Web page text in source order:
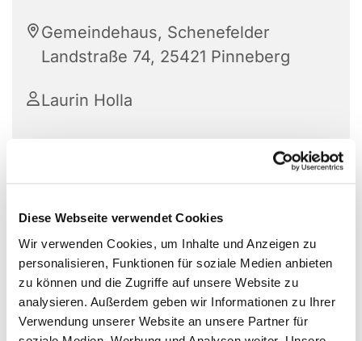
Diese Webseite verwendet Cookies
Wir verwenden Cookies, um Inhalte und Anzeigen zu
personalisieren, Funktionen für soziale Medien anbieten
zu können und die Zugriffe auf unsere Website zu
analysieren. Außerdem geben wir Informationen zu Ihrer
Verwendung unserer Website an unsere Partner für
Gemeindehaus, Schenefelder
Landstraße 74, 25421 Pinneberg
Laurin Holla